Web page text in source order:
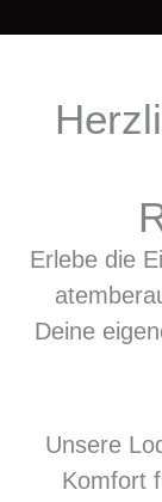
Erlebe die
Deine
Unsere
Komfort